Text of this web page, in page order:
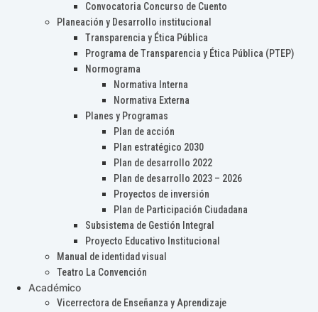
Convocatoria Concurso de Cuento
Planeación y Desarrollo institucional
Transparencia y Ética Pública
Programa de Transparencia y Ética Pública (PTEP)
Normograma
Normativa Interna
Normativa Externa
Planes y Programas
Plan de acción
Plan estratégico 2030
Plan de desarrollo 2022
Plan de desarrollo 2023 – 2026
Proyectos de inversión
Plan de Participación Ciudadana
Subsistema de Gestión Integral
Proyecto Educativo Institucional
Manual de identidad visual
Teatro La Convención
Académico
Vicerrectora de Enseñanza y Aprendizaje